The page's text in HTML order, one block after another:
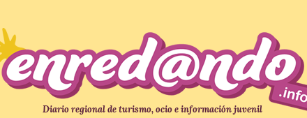
Diario regional de turismo, ocio e información juvenil